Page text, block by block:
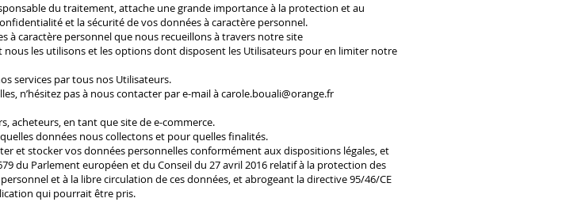
du traitement, attache une grande importance à la protection et au
et la sécurité de vos données à caractère personnel.
caractère personnel que nous recueillons à travers notre site
les utilisons et les options dont disposent les Utilisateurs pour en limiter notre
services par tous nos Utilisateurs.
n’hésitez pas à nous contacter par e-mail àcarole.bouali@orange.fr
acheteurs, en tant que site de e-commerce.
données nous collectons et pour quelles finalités.
et stocker vos données personnelles conformément aux dispositions légales, et
du Parlement européen et du Conseil du 27 avril 2016 relatif à la protection des
et à la libre circulation de ces données, et abrogeant la directive 95/46/CE
qui pourrait être pris.